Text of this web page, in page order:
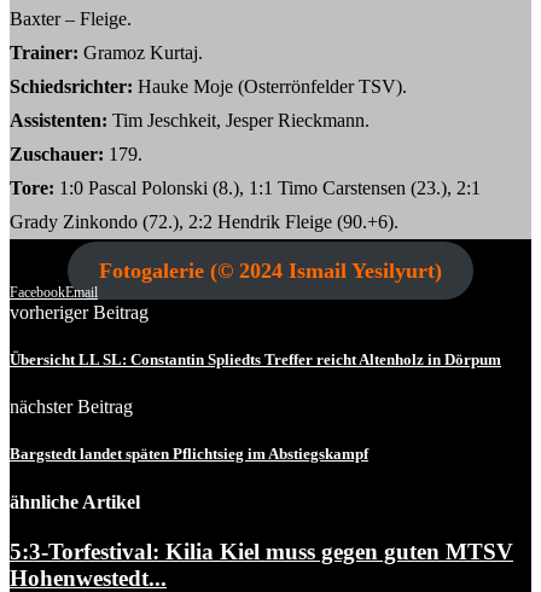
Baxter – Fleige.
Trainer: Gramoz Kurtaj.
Schiedsrichter: Hauke Moje (Osterrönfelder TSV).
Assistenten: Tim Jeschkeit, Jesper Rieckmann.
Zuschauer: 179.
Tore: 1:0 Pascal Polonski (8.), 1:1 Timo Carstensen (23.), 2:1
Grady Zinkondo (72.), 2:2 Hendrik Fleige (90.+6).
Fotogalerie (© 2024 Ismail Yesilyurt)
FacebookEmail
vorheriger Beitrag
Übersicht LL SL: Constantin Spliedts Treffer reicht Altenholz in Dörpum
nächster Beitrag
Bargstedt landet späten Pflichtsieg im Abstiegskampf
ähnliche Artikel
5:3-Torfestival: Kilia Kiel muss gegen guten MTSV
Hohenwestedt...